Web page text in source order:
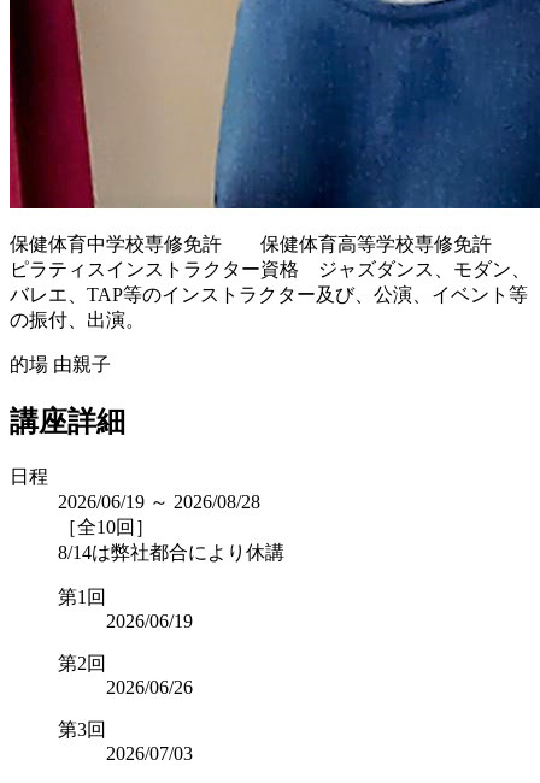
保健体育中学校専修免許 保健体育高等学校専修免許
ピラティスインストラクター資格 ジャズダンス、モダン、
バレエ、TAP等のインストラクター及び、公演、イベント等
の振付、出演。
的場 由親子
講座詳細
日程
2026/06/19 ～ 2026/08/28
［全10回］
8/14は弊社都合により休講
第1回
2026/06/19
第2回
2026/06/26
第3回
2026/07/03